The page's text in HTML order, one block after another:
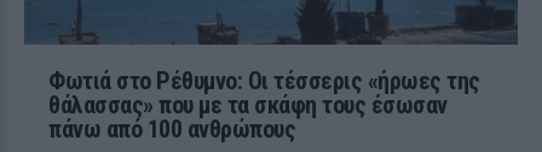
Φωτιά στο Ρέθυμνο: Οι τέσσερις «ήρωες της
θάλασσας» που με τα σκάφη τους έσωσαν
πάνω από 100 ανθρώπους